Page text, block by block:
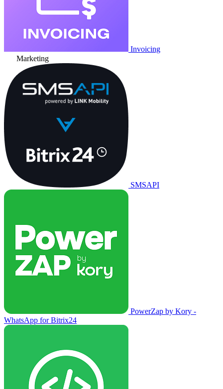
Invoicing
Marketing
SMSAPI
PowerZap by Kory -
WhatsApp for Bitrix24